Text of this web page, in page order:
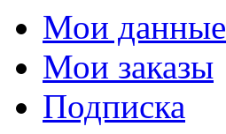
Мои данные
Мои заказы
Подписка